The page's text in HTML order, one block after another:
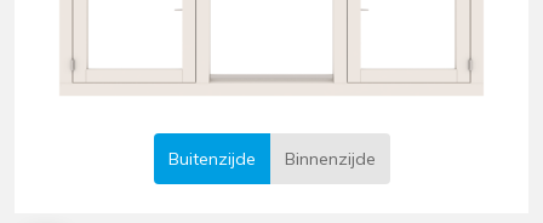
Buitenzijde Binnenzijde